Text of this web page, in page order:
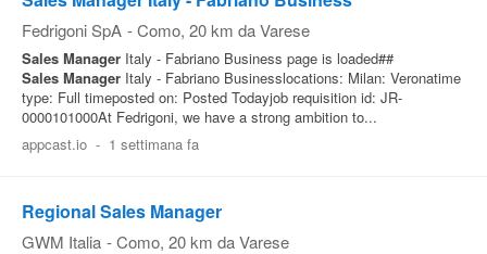
Fedrigoni SpA - Como, 20 km da Varese
Sales Manager Italy - Fabriano Business page is loaded##
Sales Manager Italy - Fabriano Businesslocations: Milan: Veronatime
type: Full timeposted on: Posted Todayjob requisition id: JR-
0000101000At Fedrigoni, we have a strong ambition to...
appcast.io - 1 settimana fa
Regional Sales Manager
GWM Italia - Como, 20 km da Varese